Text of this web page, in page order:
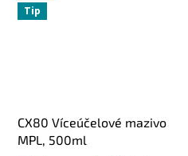
Tip
CX80 Víceúčelové mazivo
MPL, 500ml